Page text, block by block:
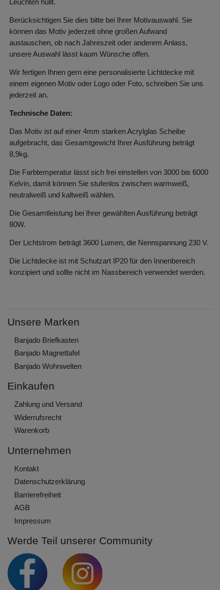
Berücksichtigen Sie dies bitte bei Ihrer Motivauswahl. Sie
können das Motiv jederzeit ohne großen Aufwand
austauschen, ob nach Jahreszeit oder anderem Anlass,
unsere Auswahl lässt kaum Wünsche offen.
Wir fertigen Ihnen gern eine personalisierte Lichtdecke mit
einem eigenen Motiv oder Logo oder Foto, schreiben Sie uns
jederzeit an.
Technische Daten:
Das Motiv ist auf einer 4mm starken Acrylglas Scheibe
aufgebracht, das Gesamtgewicht Ihrer Ausführung beträgt
8,9kg.
Die Farbtemperatur lässt sich frei einstellen von 3000 bis 6000
Kelvin, damit können Sie stufenlos zwischen warmweiß,
neutralweiß und kaltweiß wählen.
Die Gesamtleistung bei Ihrer gewählten Ausführung beträgt
80W.
Der Lichtstrom beträgt 3600 Lumen, die Nennspannung 230 V.
Die Lichtdecke ist mit Schutzart IP20 für den Innenbereich
konzipiert und sollte nicht im Nassbereich verwendet werden.
Unsere Marken
Banjado Briefkasten
Banjado Magnettafel
Banjado Wohnwelten
Einkaufen
Zahlung und Versand
Widerrufs­recht
Warenkorb
Unternehmen
Kontakt
Daten­schutz­erklärung
Barrierefreiheit
AGB
Impressum
Werde Teil unserer Community